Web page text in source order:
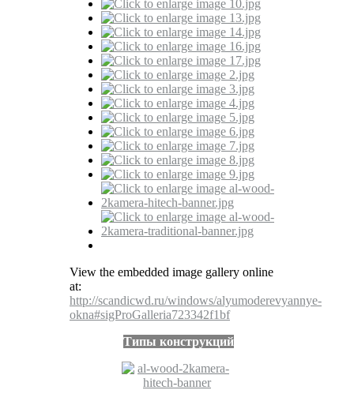
View the embedded image gallery online
at:
http://scandicwd.ru/windows/alyumoderevyannye-
okna#sigProGalleria723342f1bf
Типы конструкций